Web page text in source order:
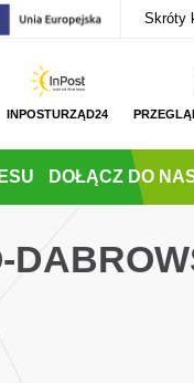
Skróty
INPOSTURZĄD24
DOŁĄCZ DO